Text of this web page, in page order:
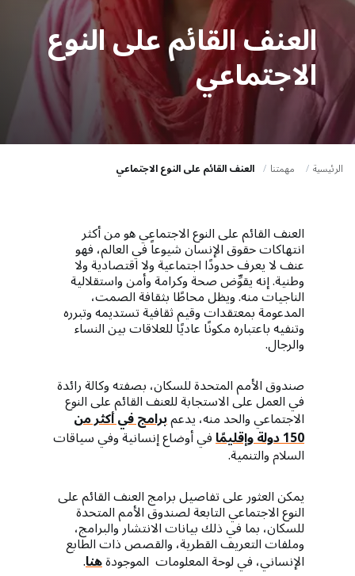
i
o
n
العنف القائم على النوع
الاجتماعي
الرئيسية مهمتنا العنف القائم على النوع الاجتماعي
العنف القائم على النوع الاجتماعي هو من أكثر
انتهاكات حقوق الإنسان شيوعاً في العالم، فهو
عنف لا يعرف حدودًا اجتماعية ولا اقتصادية ولا
وطنية. إنه يقوِّض صحة وكرامة وأمن واستقلالية
الناجيات منه. ويظل محاطًا بثقافة الصمت،
المدعومة بمعتقدات وقيم ثقافية تستديمه وتبرره
وتنفيه باعتباره مكونًا عاديًا للعلاقات بين النساء
والرجال.
صندوق الأمم المتحدة للسكان، بصفته وكالة رائدة
في العمل على الاستجابة للعنف القائم على النوع
الاجتماعي والحد منه، يدعمبرامج في أكثر من
150 دولة وإقليمًا في أوضاع إنسانية وفي سياقات
السلام والتنمية.
يمكن العثور على تفاصيل برامج العنف القائم على
النوع الاجتماعي التابعة لصندوق الأمم المتحدة
للسكان، بما في ذلك بيانات الانتشار والبرامج،
وملفات التعريف القطرية، والقصص ذات الطابع
الإنساني، في لوحة المعلومات الموجودةهنا.